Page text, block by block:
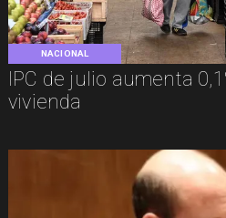
NACIONAL
IPC de julio aumenta
vivienda